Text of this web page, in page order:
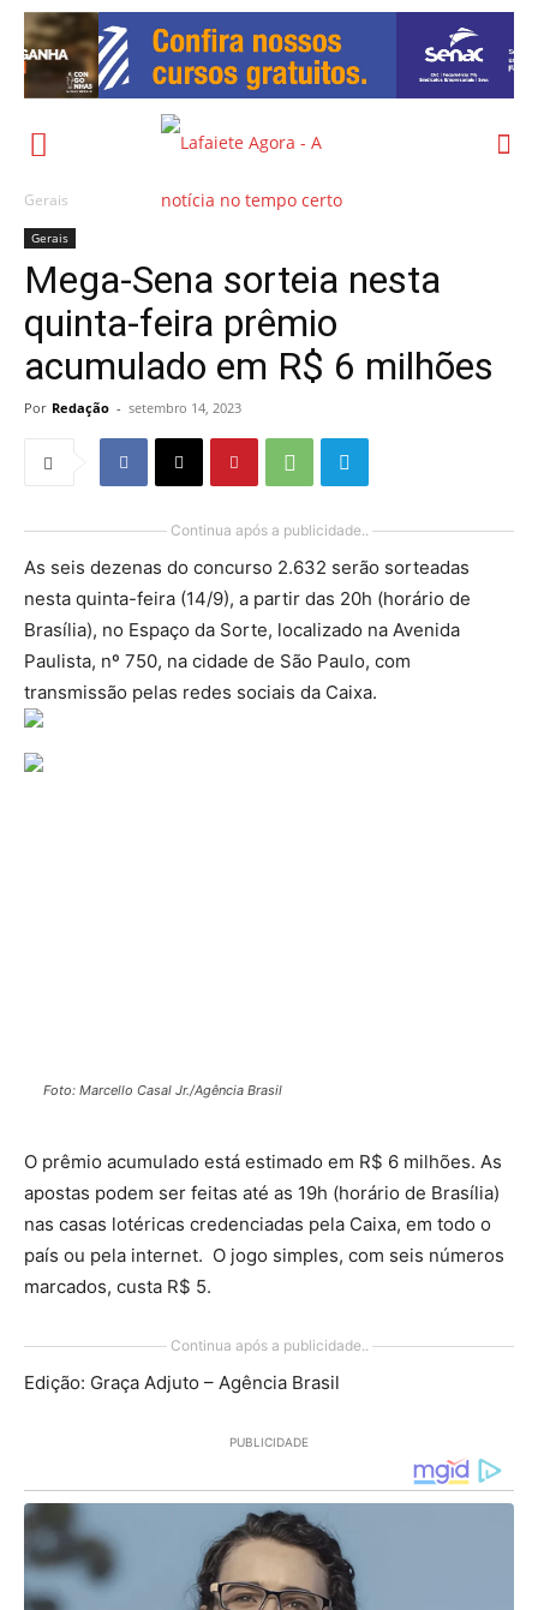
Gerais
Gerais
Mega-Sena sorteia nesta
quinta-feira prêmio
acumulado em R$ 6 milhões
Por Redação - setembro 14, 2023
Continua após a publicidade..
As seis dezenas do concurso 2.632 serão sorteadas
nesta quinta-feira (14/9), a partir das 20h (horário de
Brasília), no Espaço da Sorte, localizado na Avenida
Paulista, nº 750, na cidade de São Paulo, com
transmissão pelas redes sociais da Caixa.
Foto: Marcello Casal Jr./Agência Brasil
O prêmio acumulado está estimado em R$ 6 milhões. As
apostas podem ser feitas até as 19h (horário de Brasília)
nas casas lotéricas credenciadas pela Caixa, em todo o
país ou pela internet. O jogo simples, com seis números
marcados, custa R$ 5.
Continua após a publicidade..
Edição: Graça Adjuto – Agência Brasil
PUBLICIDADE